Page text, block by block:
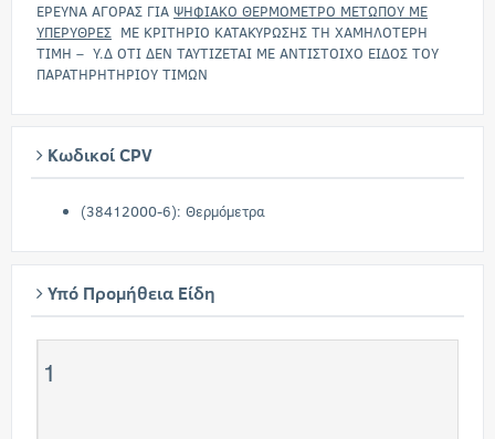
ΕΡΕΥΝΑ ΑΓΟΡΑΣ ΓΙΑ ΨΗΦΙΑΚΟ ΘΕΡΜΟΜΕΤΡΟ ΜΕΤΩΠΟΥ ΜΕ
ΥΠΕΡΥΘΡΕΣ ΜΕ ΚΡΙΤΗΡΙΟ ΚΑΤΑΚΥΡΩΣΗΣ ΤΗ ΧΑΜΗΛΟΤΕΡΗ
ΤΙΜΗ – Υ.Δ ΟΤΙ ΔΕΝ ΤΑΥΤΙΖΕΤΑΙ ΜΕ ΑΝΤΙΣΤΟΙΧΟ ΕΙΔΟΣ ΤΟΥ
ΠΑΡΑΤΗΡΗΤΗΡΙΟΥ ΤΙΜΩΝ
Κωδικοί CPV
(38412000-6): Θερμόμετρα
Υπό Προμήθεια Είδη
1